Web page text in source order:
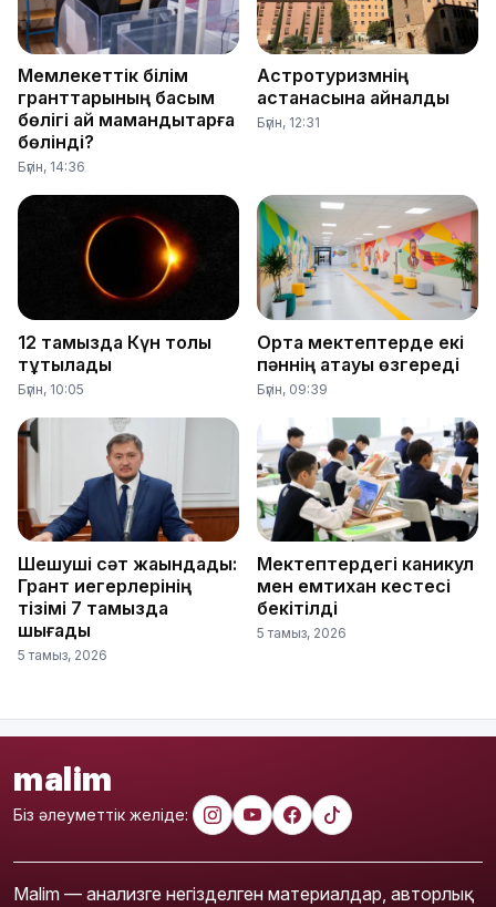
Мемлекеттік білім
гранттарының басым
бөлігі қай мамандықтарға
бөлінді?
Бүгін, 14:36
Астротуризмнің
астанасына айналды
Бүгін, 12:31
12 тамызда Күн толық
тұтылады
Бүгін, 10:05
Орта мектептерде екі
пәннің атауы өзгереді
Бүгін, 09:39
Шешуші сәт жақындады:
Грант иегерлерінің
тізімі 7 тамызда
шығады
5 тамыз, 2026
Мектептердегі каникул
мен емтихан кестесі
бекітілді
5 тамыз, 2026
malim
Біз әлеуметтік желіде:
Malim — анализге негізделген материалдар, авторлық